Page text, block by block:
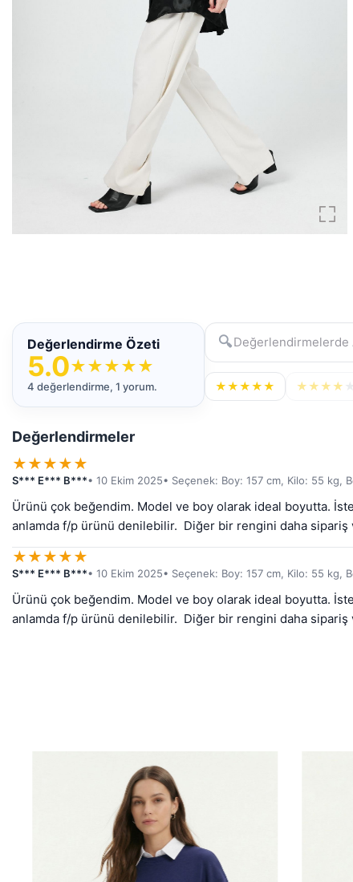
Değerlendirme Özeti
5.0★★★★★
4 değerlendirme, 1 yorum.
🔍
★★★★★ ★ ★ ★ ★
Değerlendirmeler
★★★★★
S*** E*** B***• 10 Ekim 2025• Seçenek: Boy: 157 cm, Kilo: 55 kg,
Ürünü çok beğendim. Model ve boy olarak ideal boyutta.
anlamda f/p ürünü denilebilir.  Diğer bir rengini daha sipariş
★★★★★
S*** E*** B***• 10 Ekim 2025• Seçenek: Boy: 157 cm, Kilo: 55 kg,
Ürünü çok beğendim. Model ve boy olarak ideal boyutta.
anlamda f/p ürünü denilebilir.  Diğer bir rengini daha sipariş